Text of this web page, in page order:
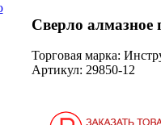
Сверло
Торговая марка:
Артикул: 29850-12